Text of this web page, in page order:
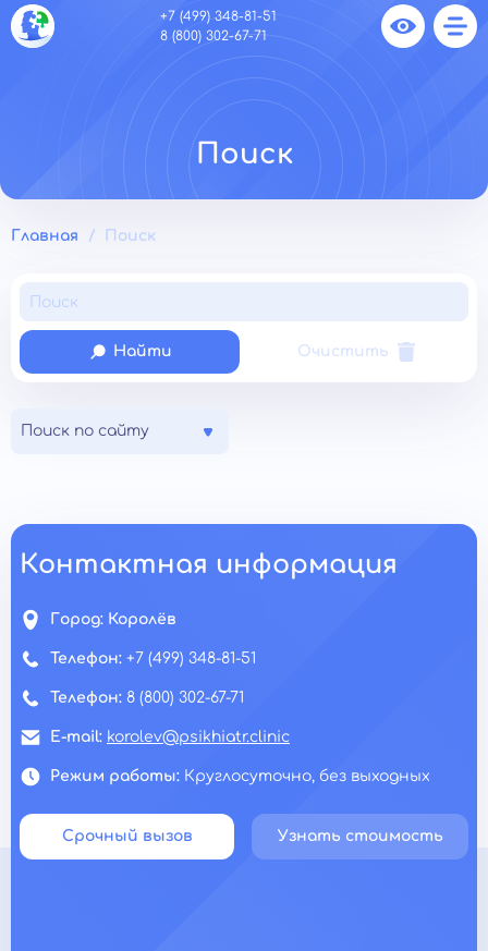
+7 (499) 348-81-51
8 (800) 302-67-71
Поиск
Главная Поиск
Найти Очистить
Поиск по сайту
Контактная информация
Город: Королёв
Телефон: +7 (499) 348-81-51
Телефон: 8 (800) 302-67-71
E-mail: korolev@psikhiatr.clinic
Режим работы: Круглосуточно, без выходных
Срочный вызов Узнать стоимость